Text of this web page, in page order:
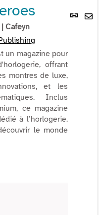
Lien
| Cafeyn
un magazine pour
offrant
montres de luxe,
et les
Inclus
ce magazine
à l’horlogerie.
le monde